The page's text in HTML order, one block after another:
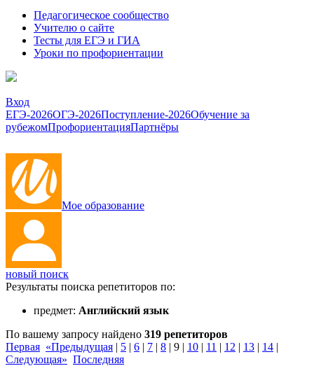
Педагогическое сообщество
Учителю о сайте
Тесты для ЕГЭ и ГИА
Уроки по профориентации
Вход
ЕГЭ-2026ОГЭ-2026Поступление-2026Обучение за
рубежомПрофориентацияПартнёры
Мое образование
новый поиск
Результаты поиска репетиторов по:
предмет: Английский язык
По вашему запросу найдено 319 репетиторов
Первая «Предыдущая | 5 | 6 | 7 | 8 | 9 | 10 | 11 | 12 | 13 | 14 |
Следующая» Последняя